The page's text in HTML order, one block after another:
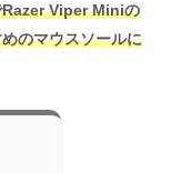
Razer Viper Miniの
のマウスソールに